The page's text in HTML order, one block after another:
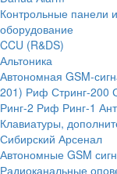
Контрольные панели
оборудование
CCU (R&DS)
Альтоника
Автономная GSM-
201) Риф Стринг-200
Ринг-2 Риф Ринг-1
Клавиатуры,
Сибирский Арсенал
Автономные GSM
Радиоканальные